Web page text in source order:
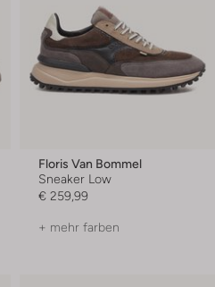
Floris Van Bommel
Sneaker Low
€ 259,99
+ mehr farben